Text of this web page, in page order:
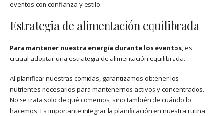
eventos con confianza y estilo.
Estrategia de alimentación equilibrada
Para mantener nuestra energía durante los eventos, es
crucial adoptar una estrategia de alimentación equilibrada.
Al planificar nuestras comidas, garantizamos obtener los
nutrientes necesarios para mantenernos activos y concentrados.
No se trata solo de qué comemos, sino también de cuándo lo
hacemos. Es importante integrar la planificación en nuestra rutina